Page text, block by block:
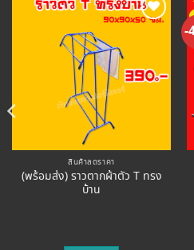
สินค้าลดราคา
(พร้อมส่ง) ราวตากผ้าตัว T ทรง
บ้าน
-